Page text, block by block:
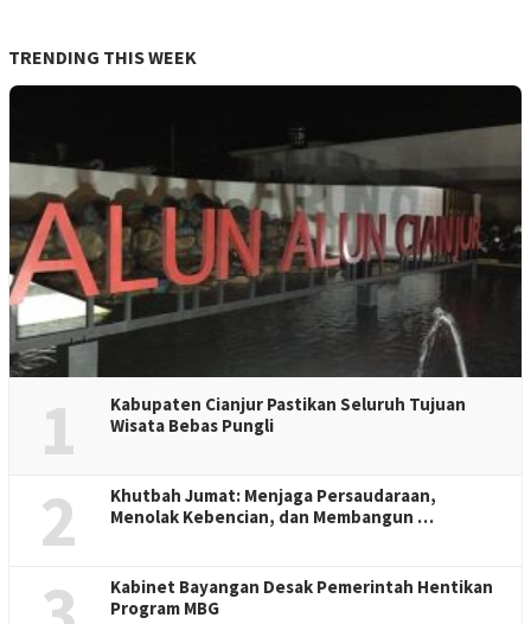
TRENDING THIS WEEK
1
Kabupaten Cianjur Pastikan Seluruh Tujuan
Wisata Bebas Pungli
2
Khutbah Jumat: Menjaga Persaudaraan,
Menolak Kebencian, dan Membangun …
Kabinet Bayangan Desak Pemerintah Hentikan
Program MBG